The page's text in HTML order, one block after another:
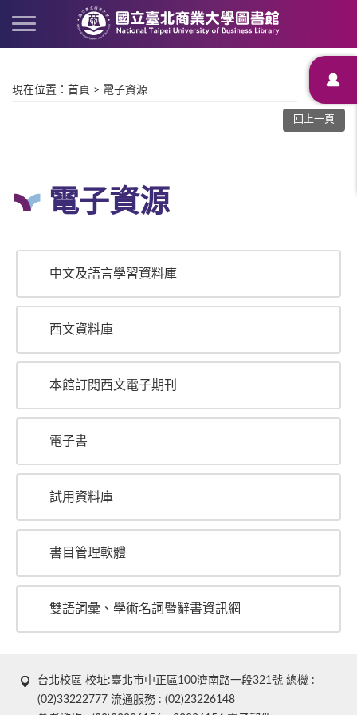
現在位置 ： 首頁 > 電子資源
回上一頁
電子資源
中文及語言學習資料庫
西文資料庫
本館訂閱西文電子期刊
電子書
試用資料庫
書目管理軟體
雙語詞彙、學術名詞暨辭書資訊網
台北校區 校址:臺北市中正區100濟南路一段321號 總機 :
(02)33222777 流通服務 : (02)23226148